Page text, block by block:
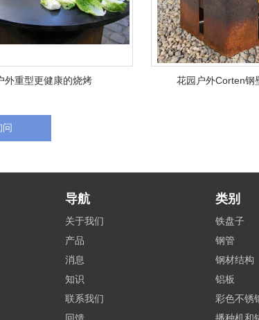
外重型更健康的烧烤 花园户外Corten钢
问
导航
关于我们
产品
消息
知识
联系我们
类别
铁盘子
钢管
钢材结构
铝板
彩色不锈